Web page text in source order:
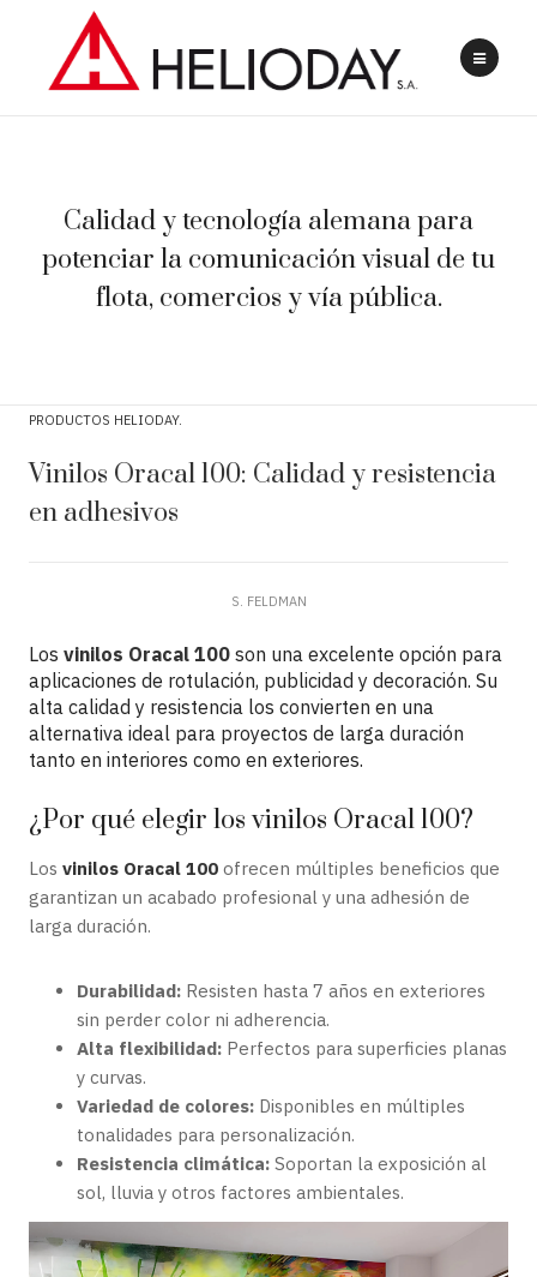
Calidad y tecnología alemana para
potenciar la comunicación visual de tu
flota, comercios y vía pública.
PRODUCTOS HELIODAY
Vinilos Oracal 100: Calidad y resistencia
en adhesivos
S. FELDMAN
Los vinilos Oracal 100 son una excelente opción para
aplicaciones de rotulación, publicidad y decoración. Su
alta calidad y resistencia los convierten en una
alternativa ideal para proyectos de larga duración
tanto en interiores como en exteriores.
¿Por qué elegir los vinilos Oracal 100?
Los vinilos Oracal 100 ofrecen múltiples beneficios que
garantizan un acabado profesional y una adhesión de
larga duración.
Durabilidad: Resisten hasta 7 años en exteriores
sin perder color ni adherencia.
Alta flexibilidad: Perfectos para superficies planas
y curvas.
Variedad de colores: Disponibles en múltiples
tonalidades para personalización.
Resistencia climática: Soportan la exposición al
sol, lluvia y otros factores ambientales.